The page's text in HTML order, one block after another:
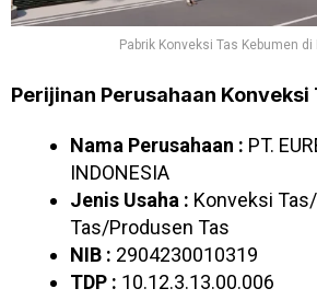
Pabrik Konveksi Tas Kebumen di
Perijinan Perusahaan Konveksi
Nama Perusahaan : PT.
INDONESIA
Jenis Usaha : Konveksi
Tas/Produsen Tas
NIB : 2904230010319
TDP : 10.12.3.13.00.006